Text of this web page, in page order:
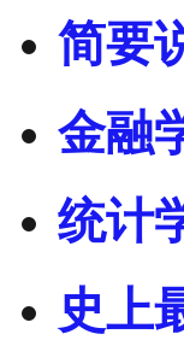
简要
金融
统计
史上